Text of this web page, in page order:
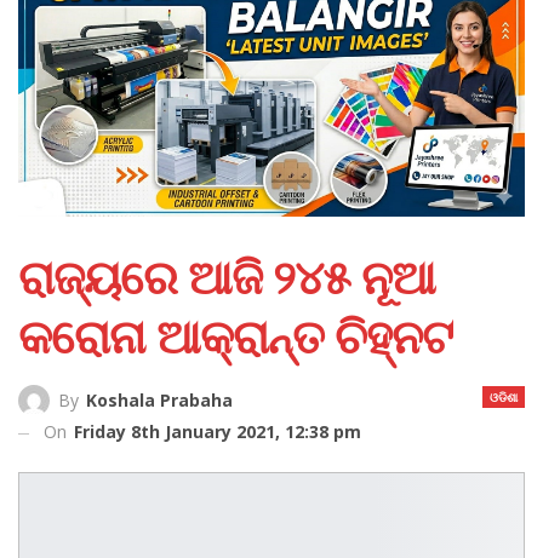
ରାଜ୍ୟରେ ଆଜି ୨୪୫ ନୂଆ
କରୋନା ଆକ୍ରାନ୍ତ ଚିହ୍ନଟ
ଓଡିଶା
By Koshala Prabaha
On Friday 8th January 2021, 12:38 pm